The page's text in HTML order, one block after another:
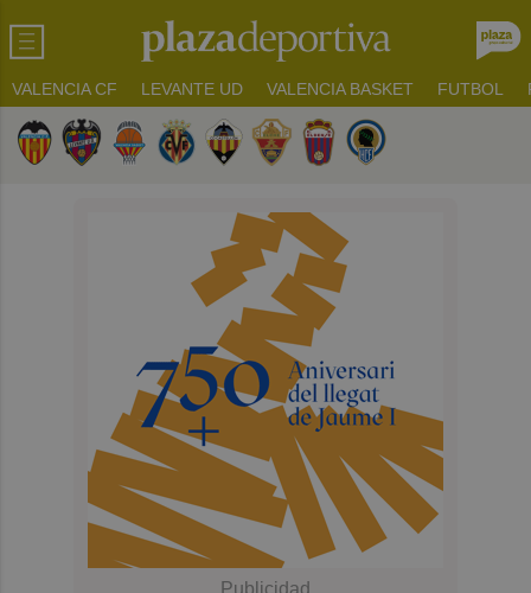
VALENCIA CF LEVANTE UD VALENCIA BASKET FUTBOL